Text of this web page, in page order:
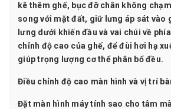
kê thêm ghế, bục đỡ chân không
song với mặt đất, giữ lưng áp sát vào
lưng dưới khiến đầu và vai chúi về
chỉnh độ cao của ghế, để đùi hơi hạ
giúp trọng lượng cơ thể phân bổ đều.
Điều chỉnh độ cao màn hình và vị trí
Đặt màn hình máy tính sao cho tâm